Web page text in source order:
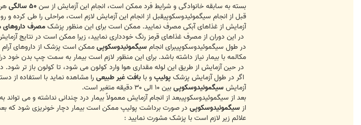
بسته به سابقه خانوادگی و شرایط فرد ممکن است، انجام این آزمایش از سن
هر ۵ سال یکبار تکرار شود.
آزمایش از غذاهای آبکی مصرف نمایید. ممکن است برای این منظور پزشکمصرف داروهای
در این دوران از مصرف غذاهای قرمز رنگ خودداری نمایید، زیرا ممکن است در نتایج
در طول سیگموئیدوسکوپیبرای انجامسیگموئیدوسکوپیممکن است پزشک از داروهای
مکالمه با بیمار نیاز داشته باشد. برای این منظور لازم است بیمار به سمت چپ بدن خود
در حین آزمایش از طریق این لوله مقداری هوا وارد کولون می شود، تا کولون باز تر
اگر در طول آزمایش پزشکپولیپو با بافت غیر طبیعیرا مشاهده نماید با استفاده از
آزمایشسیگموئیدوسکوپیبین ۱۰ الی ۳۰ دقیقه متغیر است.
بعد از سیگموئیدوسکوپیبعد از انجام آزمایش معمولاً بیمار درد چندانی نداشته و می
ازسیگموئیدوسکوپی در صورت برداشت پولیپ ممکن است بیمار دچار خونریزی شود که
علائم زیر لازم است با پزشک مشورت نمایید :